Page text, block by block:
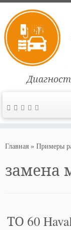
Главная » Примеры
замена
ТО 60